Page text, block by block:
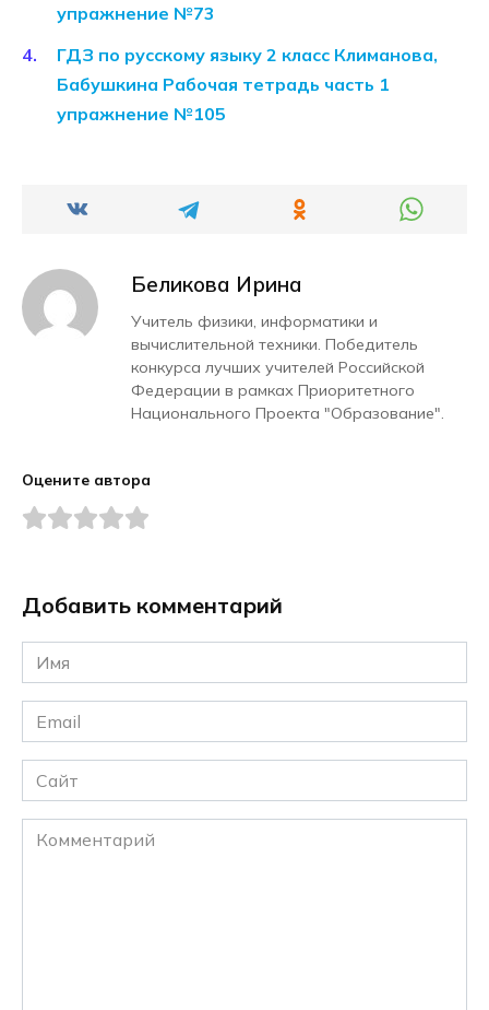
упражнение №73
ГДЗ по русскому языку 2 класс Климанова,
Бабушкина Рабочая тетрадь часть 1
упражнение №105
Беликова Ирина
Учитель физики, информатики и
вычислительной техники. Победитель
конкурса лучших учителей Российской
Федерации в рамках Приоритетного
Национального Проекта "Образование".
Оцените автора
Добавить комментарий
Имя
*
Email
*
Сайт
Комментарий